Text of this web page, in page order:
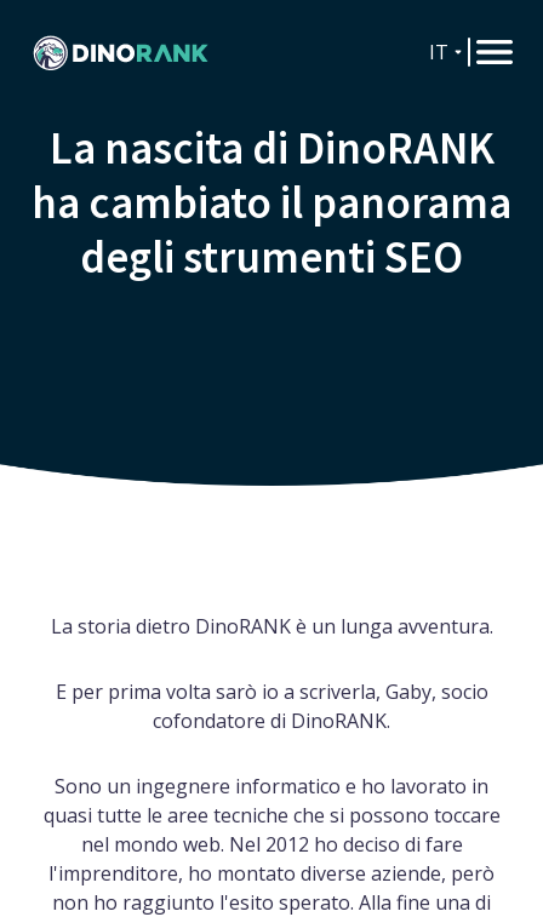
IT
La nascita di DinoRANK
ha cambiato il panorama
degli strumenti SEO
La storia dietro DinoRANK è un lunga avventura.
E per prima volta sarò io a scriverla, Gaby, socio
cofondatore di DinoRANK.
Sono un ingegnere informatico e ho lavorato in
quasi tutte le aree tecniche che si possono toccare
nel mondo web. Nel 2012 ho deciso di fare
l'imprenditore, ho montato diverse aziende, però
non ho raggiunto l'esito sperato. Alla fine una di